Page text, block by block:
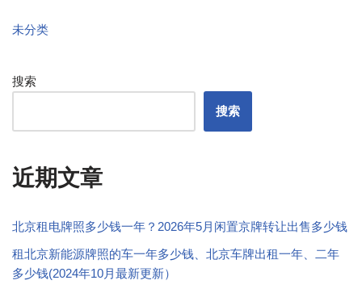
未分类
搜索
搜索
近期文章
北京租电牌照多少钱一年？2026年5月闲置京牌转让出售多少钱
租北京新能源牌照的车一年多少钱、北京车牌出租一年、二年
多少钱(2024年10月最新更新）